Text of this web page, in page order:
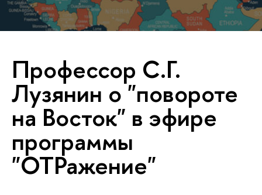
Профессор С.Г.
Лузянин о "повороте
на Восток" в эфире
программы
"ОТРажение"